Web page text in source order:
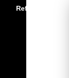
Refuza toate